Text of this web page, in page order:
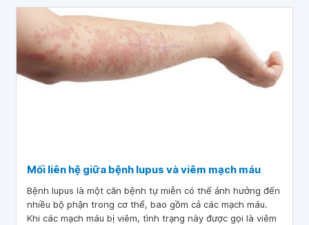
Mối liên hệ giữa bệnh lupus và viêm mạch máu
Bệnh lupus là một căn bệnh tự miễn có thể ảnh hưởng đến
nhiều bộ phận trong cơ thể, bao gồm cả các mạch máu.
Khi các mạch máu bị viêm, tình trạng này được gọi là viêm